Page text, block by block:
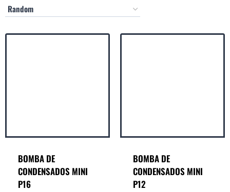
BOMBA DE
CONDENSADOS MINI
P16
BOMBA DE
CONDENSADOS MINI
P12